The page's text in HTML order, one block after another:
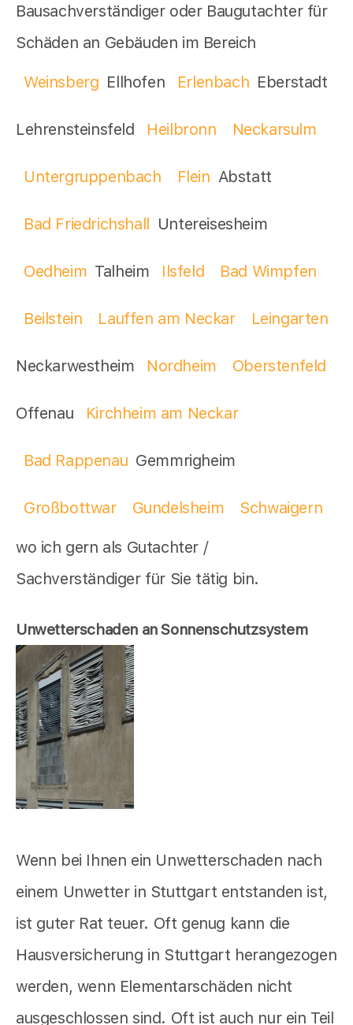
Bausachverständiger oder Baugutachter für
Schäden an Gebäuden im Bereich
Weinsberg Ellhofen Erlenbach Eberstadt
Lehrensteinsfeld Heilbronn Neckarsulm
Untergruppenbach Flein Abstatt
Bad Friedrichshall Untereisesheim
Oedheim Talheim Ilsfeld Bad Wimpfen
Beilstein Lauffen am Neckar Leingarten
Neckarwestheim Nordheim Oberstenfeld
Offenau Kirchheim am Neckar
Bad Rappenau Gemmrigheim
Großbottwar Gundelsheim Schwaigern
wo ich gern als Gutachter /
Sachverständiger für Sie tätig bin.
Unwetterschaden an Sonnenschutzsystem
Wenn bei Ihnen ein Unwetterschaden nach
einem Unwetter in Stuttgart entstanden ist,
ist guter Rat teuer. Oft genug kann die
Hausversicherung in Stuttgart herangezogen
werden, wenn Elementarschäden nicht
ausgeschlossen sind. Oft ist auch nur ein Teil